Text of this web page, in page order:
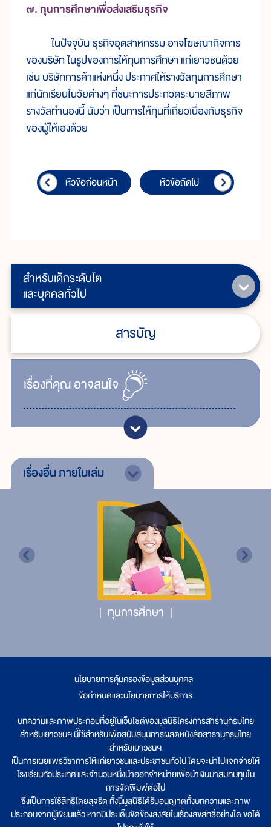
สำหรับเด็กระดับโต
และบุคคลทั่วไป
สารบัญ
เรื่ิองที่คุณอาจสนใจ
๗. ทุนการศึกษาเพื่อส่งเสริมธุรกิจ
ในปัจจุบัน ธุรกิจอุตสาหกรรม อาจโฆษณากิจการ
ของบริษัท ในรูปของการให้ทุนการศึกษา แก่เยาวชนด้วย
เช่น บริษัทการค้าแห่งหนึ่ง ประกาศให้รางวัลทุนการศึกษา
แก่นักเรียนในวัยต่างๆ ที่ชนะการประกวดระบายสีภาพ
รางวัลทำนองนี้ นับว่า เป็นการให้ทุนที่เกี่ยวเนื่องกับธุรกิจ
ของผู้ให้เองด้วย
หัวข้อก่อนหน้า หัวข้อถัดไป
เรื่องอื่นภายในเล่ม
ทุนการศึกษา
นโยบายการคุ้มครองข้อมูลส่วนบุคคล
ข้อกำหนดและนโยบายการให้บริการ
บทความและภาพประกอบที่อยู่ในเว็บไซต์ของมูลนิธิโครงการสารานุกรมไทย
สำหรับเยาวชนฯ นี้ใช้สำหรับเพื่อสนับสนุนการผลิตหนังสือสารานุกรมไทย
สำหรับเยาวชนฯ
เป็นการเผยแพร่วิชาการให้แก่เยาวชนและประชาชนทั่วไป โดยจะนำไปแจกจ่ายให้
โรงเรียนทั่วประเทศ และจำนวนหนึ่งนำออกจำหน่ายเพื่อนำเงินมาสมทบทุนใน
การจัดพิมพ์ต่อไป
ซึ่งเป็นการใช้สิทธิโดยสุจริต ทั้งนี้มูลนิธิได้รับอนุญาตทั้งบทความและภาพ
ประกอบจากผู้เขียนแล้ว หากมีประเด็นขัดข้องสงสัยในเรื่องลิขสิทธิ์อย่างใด ขอได้